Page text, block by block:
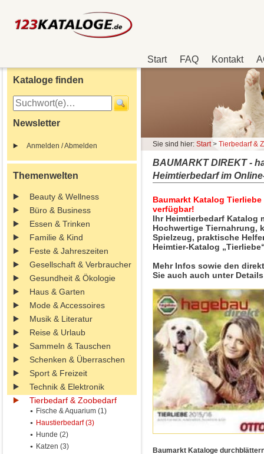
Start FAQ Kontakt
Kataloge finden
Newsletter
Anmelden / Abmelden
Themenwelten
Beauty & Wellness
Büro & Business
Essen & Trinken
Familie & Kind
Feste & Jahreszeiten
Gesellschaft & Verbraucher
Gesundheit & Ökologie
Haus & Garten
Mode & Accessoires
Musik & Literatur
Reise & Urlaub
Sammeln & Tauschen
Schenken & Überraschen
Sport & Freizeit
Technik & Elektronik
Tierbedarf & Zoobedarf
Fische & Aquarium (1)
Haustierbedarf (3)
Hunde (2)
Katzen (3)
Sie sind hier: Start> Tierbedarf &
BAUMARKT DIREKT -
Heimtierbedarf im
Baumarkt Katalog
verfügbar!
Ihr Heimtierbedarf Katalog
Hochwertige Tiernahrung,
Spielzeug, praktische
Heimtier-Katalog
Mehr Infos sowie den
Sie auch auch unter
Baumarkt Kataloge